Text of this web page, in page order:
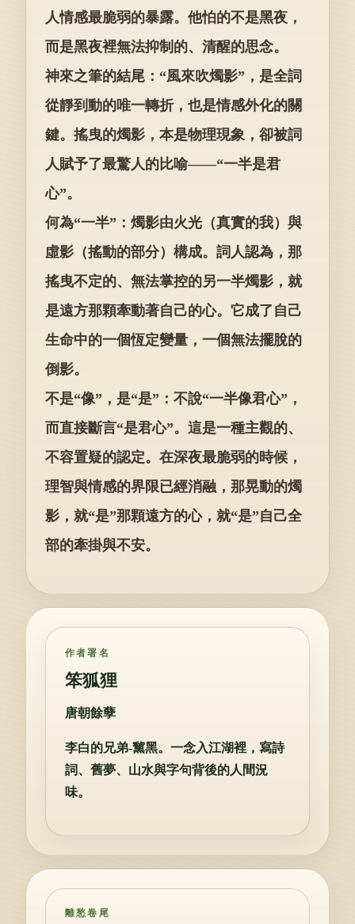
人情感最脆弱的暴露。他怕的不是黑夜，
而是黑夜裡無法抑制的、清醒的思念。
神來之筆的結尾：“風來吹燭影”，是全詞
從靜到動的唯一轉折，也是情感外化的關
鍵。搖曳的燭影，本是物理現象，卻被詞
人賦予了最驚人的比喻——“一半是君
心”。
何為“一半”：燭影由火光（真實的我）與
虛影（搖動的部分）構成。詞人認為，那
搖曳不定的、無法掌控的另一半燭影，就
是遠方那顆牽動著自己的心。它成了自己
生命中的一個恆定變量，一個無法擺脫的
倒影。
不是“像”，是“是”：不說“一半像君心”，
而直接斷言“是君心”。這是一種主觀的、
不容置疑的認定。在深夜最脆弱的時候，
理智與情感的界限已經消融，那晃動的燭
影，就“是”那顆遠方的心，就“是”自己全
部的牽掛與不安。
作者署名
笨狐狸
唐朝餘孽
李白的兄弟-黧黑。一念入江湖裡，寫詩
詞、舊夢、山水與字句背後的人間況
味。
離愁卷尾